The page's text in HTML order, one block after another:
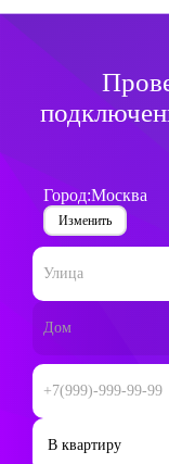
Город:Москва
Изменить